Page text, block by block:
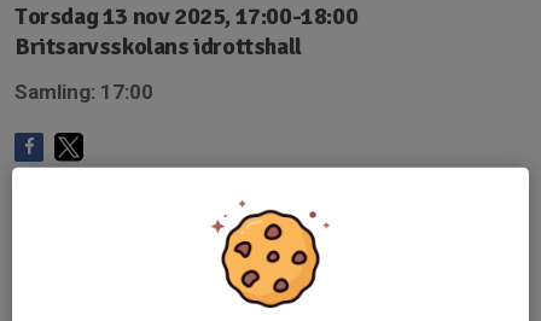
Torsdag 13 nov 2025, 17:00-18:00
Britsarvsskolans idrottshall
Samling: 17:00